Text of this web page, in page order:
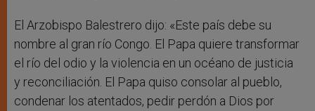
El Arzobispo Balestrero dijo: «Este país debe su
nombre al gran río Congo. El Papa quiere transformar
el río del odio y la violencia en un océano de justicia
y reconciliación. El Papa quiso consolar al pueblo,
condenar los atentados, pedir perdón a Dios por